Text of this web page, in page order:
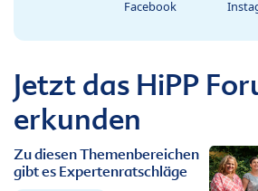
Facebook
Jetzt das HiPP
erkunden
Zu diesen Themenbereichen
gibt es Expertenratschläge